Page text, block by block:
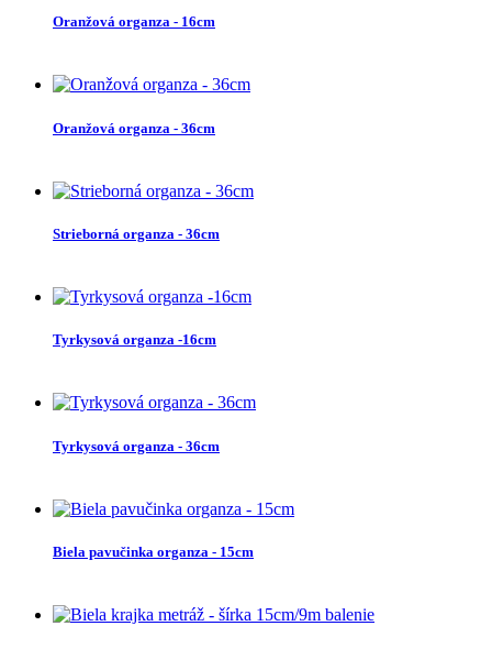
Oranžová organza - 16cm
Oranžová organza - 36cm
Strieborná organza - 36cm
Tyrkysová organza -16cm
Tyrkysová organza - 36cm
Biela pavučinka organza - 15cm